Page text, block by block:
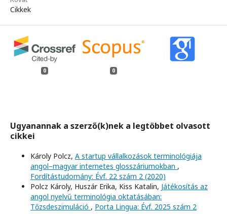
Cikkek
0 0
Ugyanannak a szerző(k)nek a legtöbbet olvasott
cikkei
Károly Polcz, A startup vállalkozások terminológiája
angol–magyar internetes glosszáriumokban ,
Fordítástudomány: Évf. 22 szám 2 (2020)
Polcz Károly, Huszár Erika, Kiss Katalin, Játékosítás az
angol nyelvű terminológia oktatásában:
Tőzsdeszimuláció , Porta Lingua: Évf. 2025 szám 2